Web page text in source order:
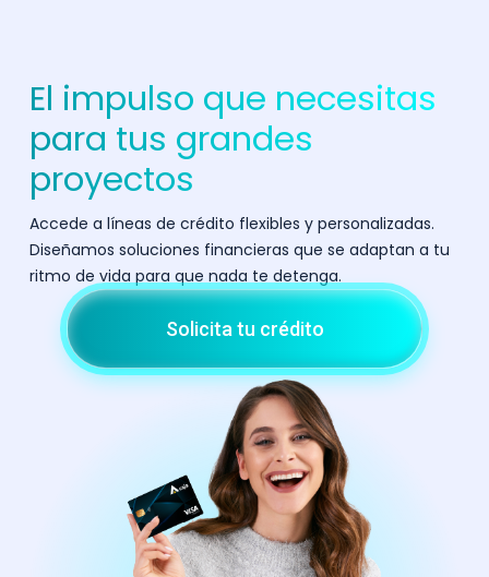
El impulso que necesitas
para tus grandes
proyectos
Accede a líneas de crédito flexibles y personalizadas.
Diseñamos soluciones financieras que se adaptan a tu
ritmo de vida para que nada te detenga.
Solicita tu crédito